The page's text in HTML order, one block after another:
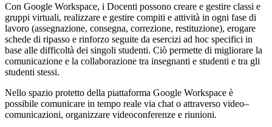
Con Google Workspace, i Docenti possono creare e gestire classi e
gruppi virtuali, realizzare e gestire compiti e attività in ogni fase di
lavoro (assegnazione, consegna, correzione, restituzione), erogare
schede di ripasso e rinforzo seguite da esercizi ad hoc specifici in
base alle difficoltà dei singoli studenti. Ciò permette di migliorare la
comunicazione e la collaborazione tra insegnanti e studenti e tra gli
studenti stessi.
Nello spazio protetto della piattaforma Google Workspace è
possibile comunicare in tempo reale via chat o attraverso video–
comunicazioni, organizzare videoconferenze e riunioni.